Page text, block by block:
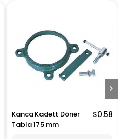
Kanca Kadett Döner
Tabla 175 mm
$0.58